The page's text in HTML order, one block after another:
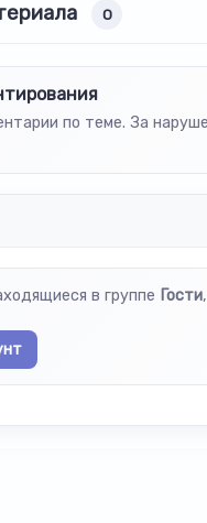
0
по теме. За
в группе Гости